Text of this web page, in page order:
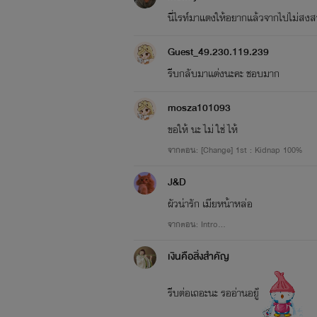
target="_blank">
FANTASY
<a href="http://
นี่ไรท์มาแตงให้อยากแล้วจากไปไม่สง
Guest_49.230.119.239
รีบกลับมาเเต่งนะคะ ชอบมาก
mosza101093
ขอให้ นะ ไม่ ใช่ ไห้
จากตอน: [Change] 1st : Kidnap 100%
J&D
ผัวน่ารัก เมียหน้าหล่อ
จากตอน: Intro...
เงินคือสิ่งสำคัญ
รีบต่อเถอะนะ รออ่านอยู่ั